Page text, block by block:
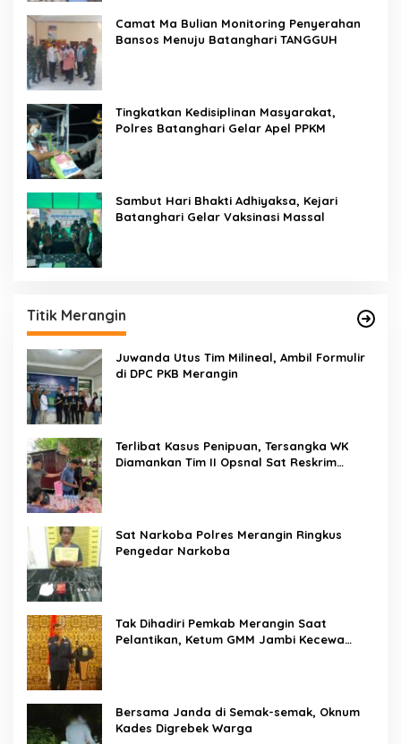
Camat Ma Bulian Monitoring Penyerahan
Bansos Menuju Batanghari TANGGUH
Tingkatkan Kedisiplinan Masyarakat,
Polres Batanghari Gelar Apel PPKM
Sambut Hari Bhakti Adhiyaksa, Kejari
Batanghari Gelar Vaksinasi Massal
Titik Merangin
Juwanda Utus Tim Milineal, Ambil Formulir
di DPC PKB Merangin
Terlibat Kasus Penipuan, Tersangka WK
Diamankan Tim II Opsnal Sat Reskrim
Sat Narkoba Polres Merangin Ringkus
Pengedar Narkoba
Tak Dihadiri Pemkab Merangin Saat
Pelantikan, Ketum GMM Jambi Kecewa
Bersama Janda di Semak-semak, Oknum
Kades Digrebek Warga